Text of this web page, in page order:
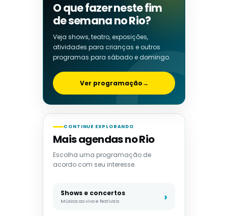
O que fazer neste fim
de semana no Rio?
Veja shows, teatro, exposições,
atividades para crianças e outros
programas para sábado e domingo.
Ver programação→
CONTINUE EXPLORANDO
Mais agendas no Rio
Escolha uma programação de
acordo com seu interesse.
Shows e concertos
Música ao vivo e festivais